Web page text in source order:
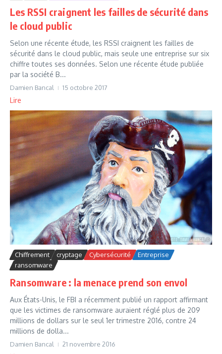
Les RSSI craignent les failles de sécurité dans
le cloud public
Selon une récente étude, les RSSI craignent les failles de
sécurité dans le cloud public, mais seule une entreprise sur six
chiffre toutes ses données. Selon une récente étude publiée
par la société B...
Damien Bancal 15 octobre 2017
Lire
Chiffrement cryptage Cybersécurité
Entreprise
ransomware
Ransomware : la menace prend son envol
Aux États-Unis, le FBI a récemment publié un rapport affirmant
que les victimes de ransomware auraient réglé plus de 209
millions de dollars sur le seul 1er trimestre 2016, contre 24
millions de dolla...
Damien Bancal 21 novembre 2016